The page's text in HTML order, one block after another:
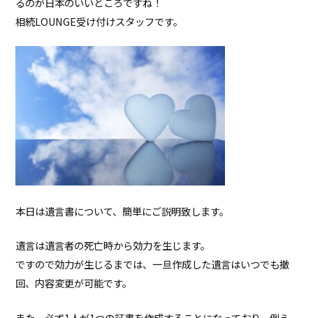
相続LOUNGE受け付けスタッフです。
本日は遺言書について、簡単にご説明致します。
遺言は遺言者の死亡時から効力を生じます。
ですので効力が生じるまでは、一旦作成した遺言はいつでも撤
回、内容変更が可能です。